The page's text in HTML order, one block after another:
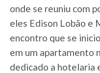
onde se reuniu com
eles Edison Lobão e
encontro que se
em um apartamento
dedicado a hotelaria